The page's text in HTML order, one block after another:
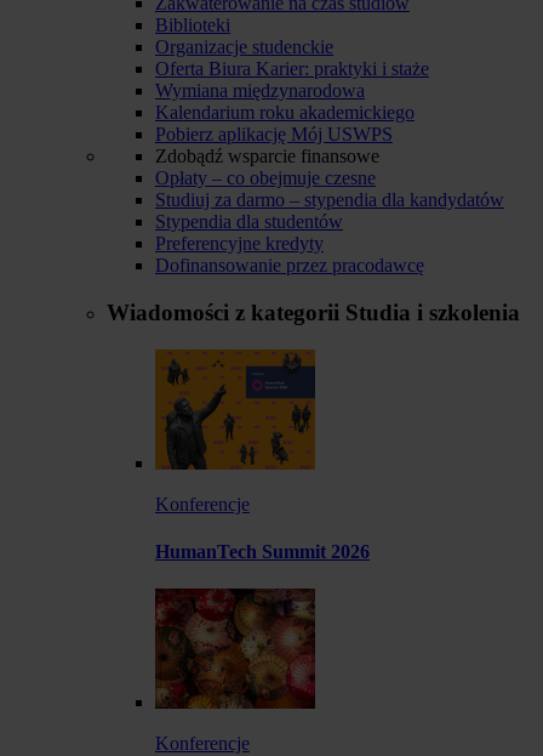
Biblioteki
Organizacje studenckie
Oferta Biura Karier: praktyki i staże
Wymiana międzynarodowa
Kalendarium roku akademickiego
Pobierz aplikację Mój USWPS
Zdobądź wsparcie finansowe
Opłaty – co obejmuje czesne
Studiuj za darmo – stypendia dla kandydatów
Stypendia dla studentów
Preferencyjne kredyty
Dofinansowanie przez pracodawcę
Wiadomości z kategorii Studia i szkolenia
Konferencje
HumanTech Summit 2026
Konferencje